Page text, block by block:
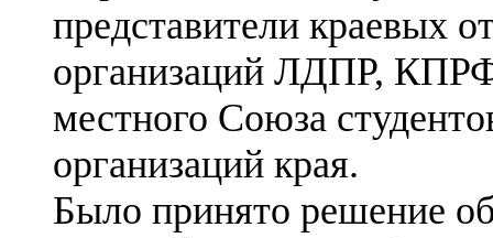
представители краевых
организаций ЛДПР,
местного Союза
организаций края.
Было принято решение